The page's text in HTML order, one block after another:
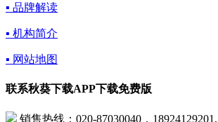
▪ 品牌解读
▪ 机构简介
▪ 网站地图
联系秋葵下载APP下载免费版
销售热线：020-87030040，18924129201,